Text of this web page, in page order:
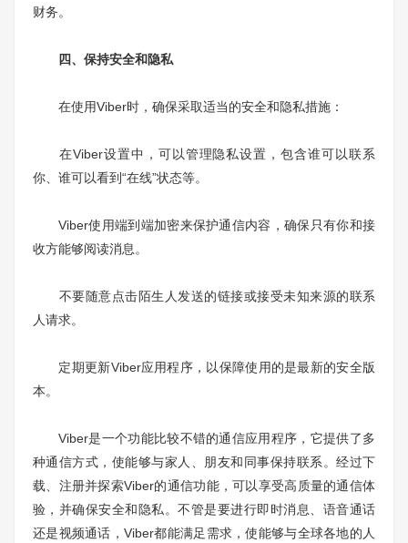
财务。
四、保持安全和隐私
在使用Viber时，确保采取适当的安全和隐私措施：
在Viber设置中，可以管理隐私设置，包含谁可以联系
你、谁可以看到“在线”状态等。
Viber使用端到端加密来保护通信内容，确保只有你和接
收方能够阅读消息。
不要随意点击陌生人发送的链接或接受未知来源的联系
人请求。
定期更新Viber应用程序，以保障使用的是最新的安全版
本。
Viber是一个功能比较不错的通信应用程序，它提供了多
种通信方式，使能够与家人、朋友和同事保持联系。经过下
载、注册并探索Viber的通信功能，可以享受高质量的通信体
验，并确保安全和隐私。不管是要进行即时消息、语音通话
还是视频通话，Viber都能满足需求，使能够与全球各地的人